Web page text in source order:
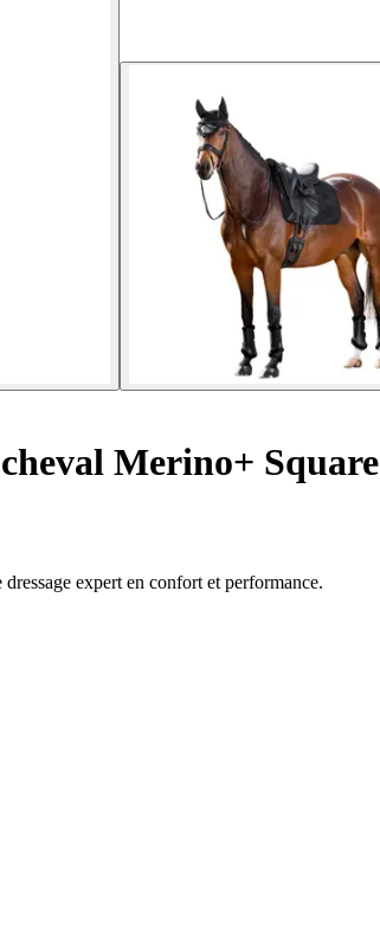
Merino+ Square
expert en confort et performance.